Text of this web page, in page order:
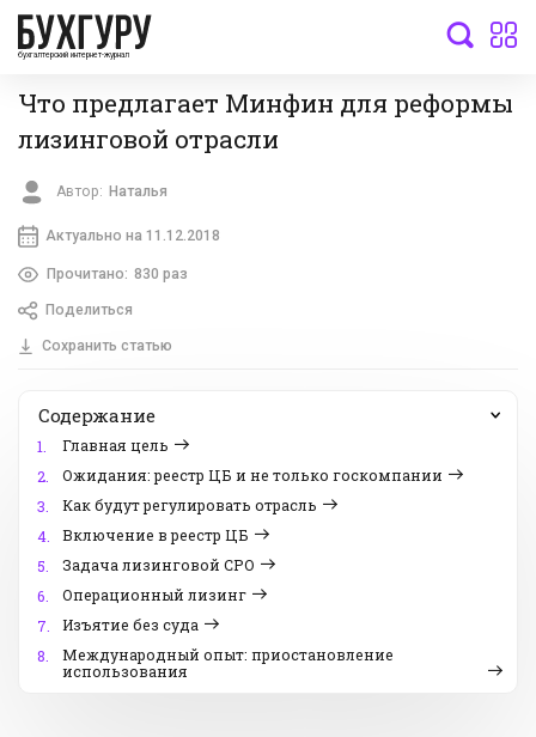
бухгалтерский интернет-журнал
Что предлагает Минфин для реформы
лизинговой отрасли
Автор: Наталья
Актуально на 11.12.2018
Прочитано: 830 раз
Поделиться
Сохранить статью
Содержание
1.
Главная цель
2.
Ожидания: реестр ЦБ и не только госкомпании
3.
Как будут регулировать отрасль
4.
Включение в реестр ЦБ
5.
Задача лизинговой СРО
6.
Операционный лизинг
7.
Изъятие без суда
8.
Международный опыт: приостановление
использования